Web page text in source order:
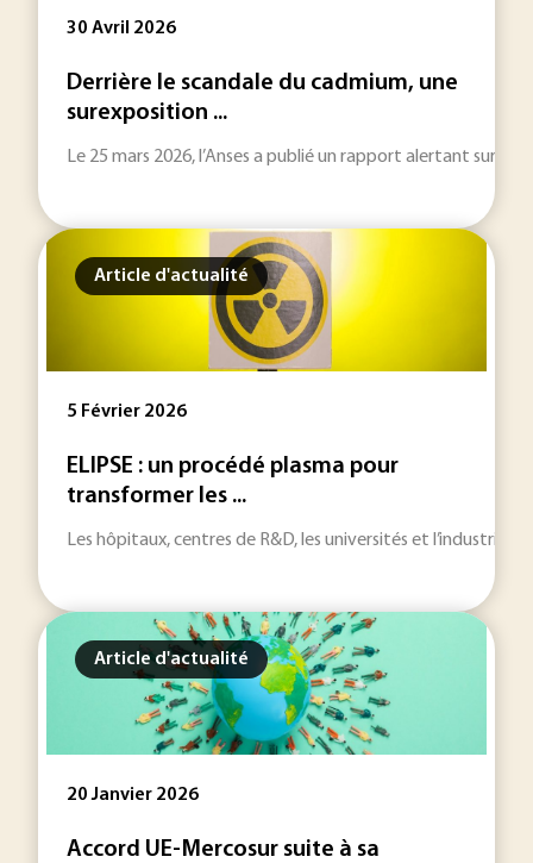
30 Avril 2026
Derrière le scandale du cadmium, une
surexposition ...
Le 25 mars 2026, l’Anses a publié un rapport alertant sur
Article d'actualité
5 Février 2026
ELIPSE : un procédé plasma pour
transformer les ...
Les hôpitaux, centres de R&D, les universités et l’industrie
Article d'actualité
20 Janvier 2026
Accord UE-Mercosur suite à sa